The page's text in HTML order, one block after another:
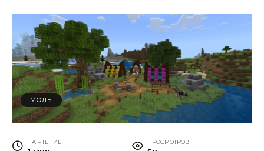
МОДЫ
НА ЧТЕНИЕ ПРОСМОТРОВ